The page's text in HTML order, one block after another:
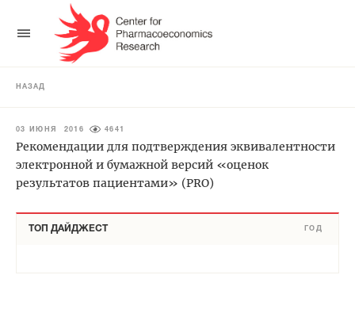
НАЗАД
03 ИЮНЯ 2016 4641
Рекомендации для подтверждения эквивалентности
электронной и бумажной версий «оценок
результатов пациентами» (PRO)
ТОП ДАЙДЖЕСТ ГОД